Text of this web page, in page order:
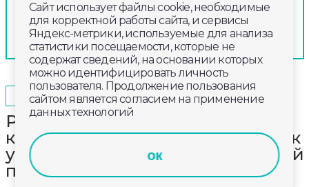
ОБЩЕСТВО 2025-12-26 19:00
Реактор БРЕСТ-ОД-300 обретает
контур. Специалисты приступили к
установке оболочек периферийной
полости
Сайт использует файлы cookie, необходимые
для корректной работы сайта, и сервисы
Яндекс-метрики, используемые для анализа
статистики посещаемости, которые не
содержат сведений, на основании которых
можно идентифицировать личность
пользователя. Продолжение пользования
сайтом является согласием на применение
данных технологий
ок